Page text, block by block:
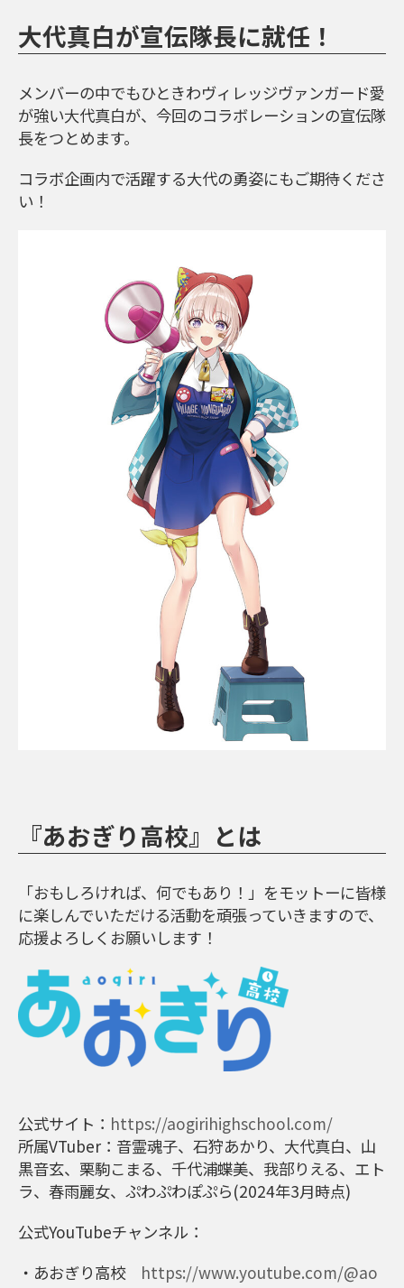
大代真白が宣伝隊長に就任！
メンバーの中でもひときわヴィレッジヴァンガード愛
が強い大代真白が、今回のコラボレーションの宣伝隊
長をつとめます。
コラボ企画内で活躍する大代の勇姿にもご期待くださ
い！
『あおぎり高校』とは
「おもしろければ、何でもあり！」をモットーに皆様
に楽しんでいただける活動を頑張っていきますので、
応援よろしくお願いします！
公式サイト： https://aogirihighschool.com/
所属VTuber：音霊魂子、石狩あかり、大代真白、山
黒音玄、栗駒こまる、千代浦蝶美、我部りえる、エト
ラ、春雨麗女、ぷわぷわぽぷら(2024年3月時点)
公式YouTubeチャンネル：
・あおぎり高校 https://www.youtube.com/@ao